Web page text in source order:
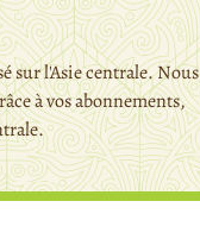
sur l'Asie centrale. Nous
à vos abonnements,